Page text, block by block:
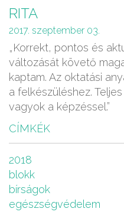
RITA
2017. szeptember 03.
„Korrekt, pontos és
változását követő
kaptam. Az oktatási
a felkészüléshez.
vagyok a képzéssel.”
CÍMKÉK
2018
blokk
bírságok
egészségvédelem